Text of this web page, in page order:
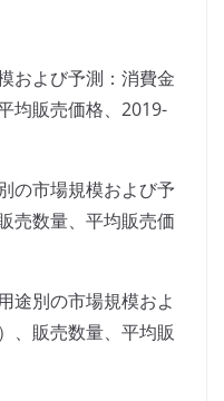
および予測：消費金
均販売価格、2019-
の市場規模および予
売数量、平均販売価
途別の市場規模およ
、販売数量、平均販